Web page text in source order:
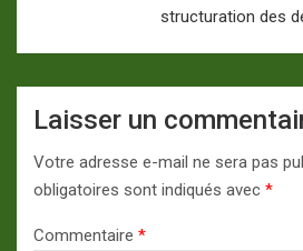
structuration des
Laisser un
Votre adresse e-mail ne sera pas
obligatoires sont indiqués avec *
Commentaire *